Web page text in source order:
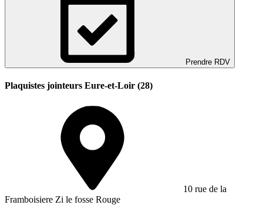
Prendre RDV
Plaquistes jointeurs Eure-et-Loir (28)
10 rue de la
Framboisiere Zi le fosse Rouge